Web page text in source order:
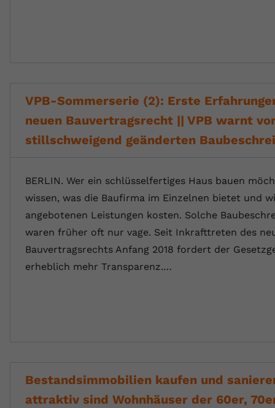
VPB-Sommerserie (2): Erste
neuen Bauvertragsrecht || VPB warnt
stillschweigend geänderten
BERLIN. Wer ein schlüsselfertiges Haus bauen
wissen, was die Baufirma im Einzelnen bietet und
angebotenen Leistungen kosten. Solche
waren früher oft nur vage. Seit Inkrafttreten des
Bauvertragsrechts Anfang 2018 fordert der
erheblich mehr Transparenz.…
Bestandsimmobilien kaufen und
attraktiv sind Wohnhäuser der 60er,